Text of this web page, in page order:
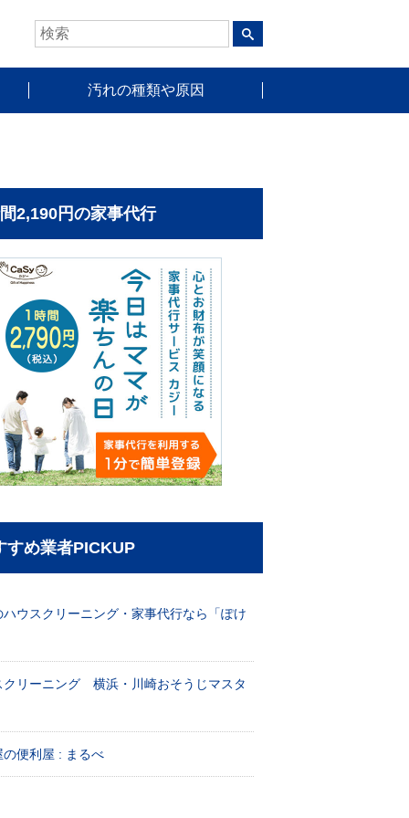
汚れの種類や原因
2,190円の家事代行
すめ業者PICKUP
ハウスクリーニング・家事代行なら「ぽけ
クリーニング 横浜・川崎おそうじマスタ
の便利屋 : まるべ